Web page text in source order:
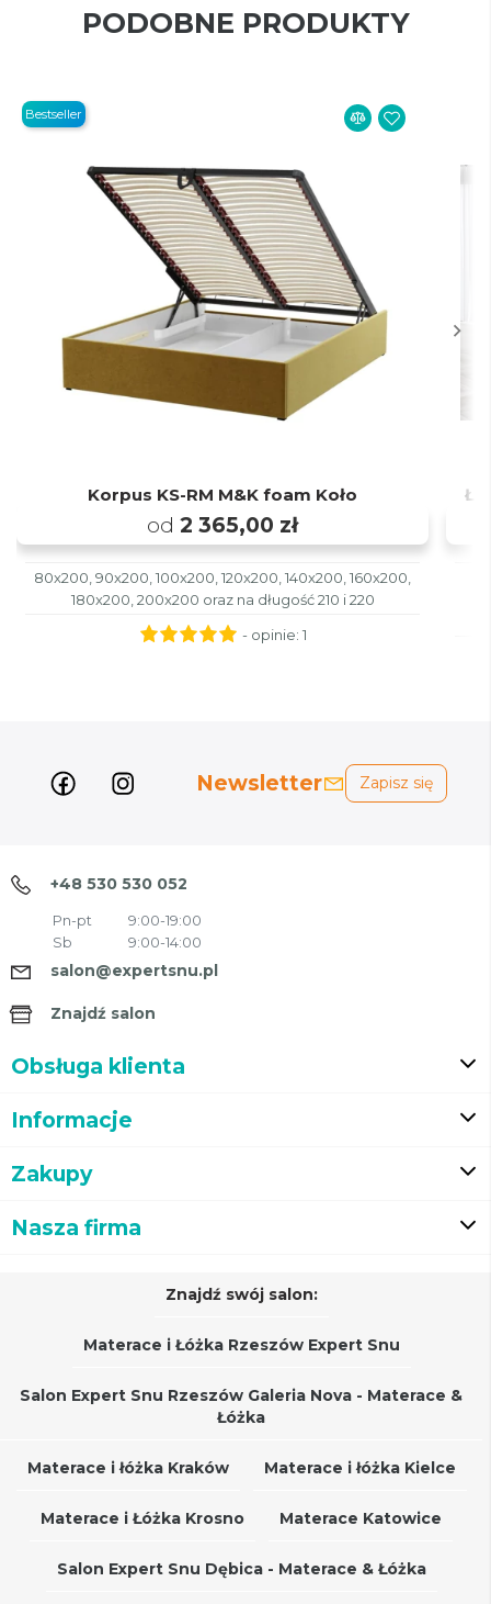
PODOBNE PRODUKTY
Korpus KS-RM M&K foam Koło
od 2 365,00 zł
80x200, 90x200, 100x200, 120x200, 140x200, 160x200,
180x200, 200x200 oraz na długość 210 i 220
Bestseller
- opinie: 1
Newsletter Zapisz się
+48 530 530 052
Pn-pt
9:00-19:00
Sb
9:00-14:00
salon@expertsnu.pl
Znajdź salon
Obsługa klienta
Informacje
Zakupy
Nasza firma
Znajdź swój salon:
Materace i Łóżka Rzeszów Expert Snu
Salon Expert Snu Rzeszów Galeria Nova - Materace &
Łóżka
Materace i łóżka Kraków Materace i łóżka Kielce
Materace i Łóżka Krosno Materace Katowice
Salon Expert Snu Dębica - Materace & Łóżka